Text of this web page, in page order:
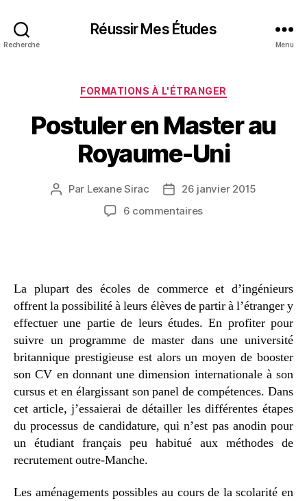
Recherche
Réussir Mes Études
Menu
Catégories
FORMATIONS À L'ÉTRANGER
Postuler en Master au
Royaume-Uni
Auteur
Par Lexane Sirac
Date26 janvier 2015
6 commentairessur
Royaume-
Uni
La plupart des écoles de commerce et d’ingénieurs
offrent la possibilité à leurs élèves de partir à l’étranger y
effectuer une partie de leurs études. En profiter pour
suivre un programme de master dans une université
britannique prestigieuse est alors un moyen de booster
son CV en donnant une dimension internationale à son
cursus et en élargissant son panel de compétences. Dans
cet article, j’essaierai de détailler les différentes étapes
du processus de candidature, qui n’est pas anodin pour
un étudiant français peu habitué aux méthodes de
recrutement outre-Manche.
Les aménagements possibles au cours de la scolarité en